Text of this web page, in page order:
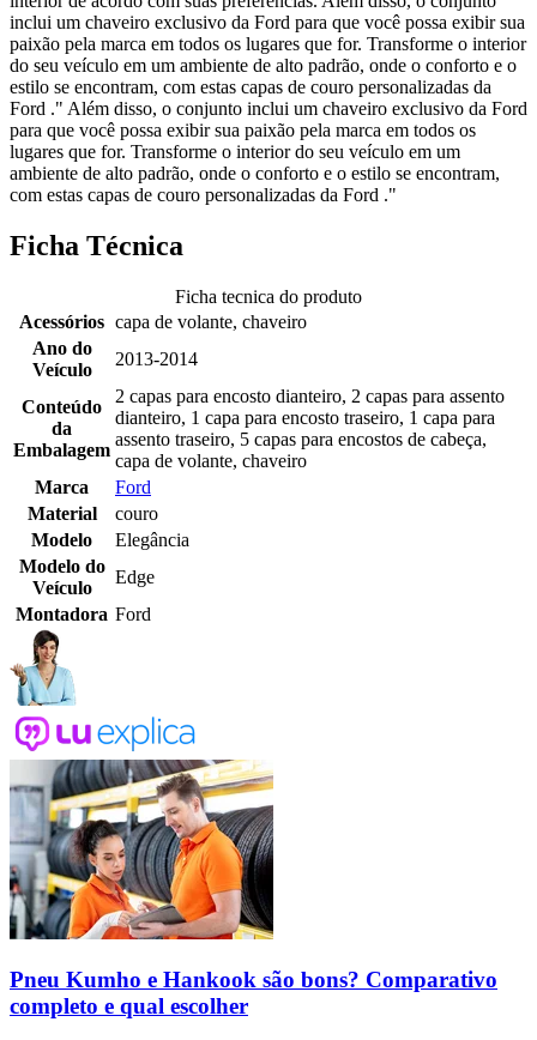
inclui um chaveiro exclusivo da Ford para que você possa exibir sua
paixão pela marca em todos os lugares que for. Transforme o interior
do seu veículo em um ambiente de alto padrão, onde o conforto e o
estilo se encontram, com estas capas de couro personalizadas da
Ford ." Além disso, o conjunto inclui um chaveiro exclusivo da Ford
para que você possa exibir sua paixão pela marca em todos os
lugares que for. Transforme o interior do seu veículo em um
ambiente de alto padrão, onde o conforto e o estilo se encontram,
com estas capas de couro personalizadas da Ford ."
Ficha Técnica
Ficha tecnica do produto
Acessórios capa de volante, chaveiro
Ano do
Veículo
2013-2014
Conteúdo
da
Embalagem
2 capas para encosto dianteiro, 2 capas para assento
dianteiro, 1 capa para encosto traseiro, 1 capa para
assento traseiro, 5 capas para encostos de cabeça,
capa de volante, chaveiro
Marca
Ford
Material
couro
Modelo
Elegância
Modelo do
Veículo
Edge
Montadora Ford
Pneu Kumho e Hankook são bons? Comparativo
completo e qual escolher